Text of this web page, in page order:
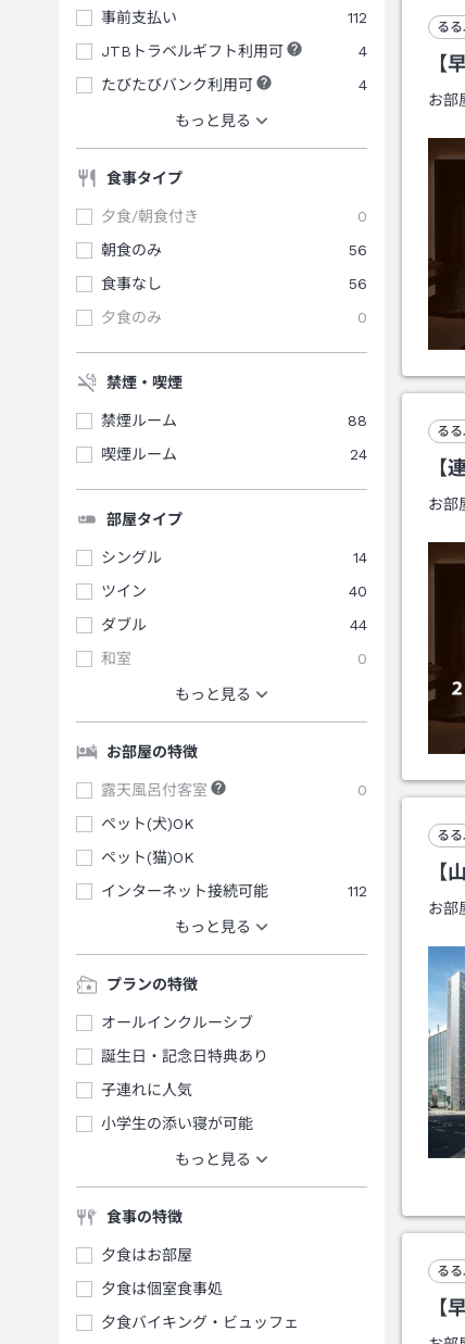
事前支払い
112
JTBトラベルギフト利用可
4
たびたびバンク利用可
4
もっと見る
食事タイプ
夕食/朝食付き
0
朝食のみ
56
食事なし
56
夕食のみ
0
禁煙・喫煙
禁煙ルーム
88
喫煙ルーム
24
部屋タイプ
シングル
14
ツイン
40
ダブル
44
和室
0
もっと見る
お部屋の特徴
露天風呂付客室
0
ペット(犬)OK
ペット(猫)OK
インターネット接続可能
112
もっと見る
プランの特徴
オールインクルーシブ
誕生日・記念日特典あり
子連れに人気
小学生の添い寝が可能
もっと見る
食事の特徴
夕食はお部屋
夕食は個室食事処
夕食バイキング・ビュッフェ
る
【
お部
る
【
お部
る
【
お部
る
【